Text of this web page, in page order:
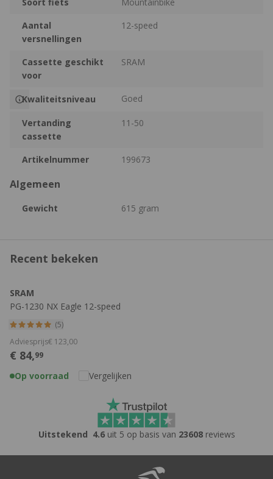
Aantal
versnellingen
12-speed
Cassette geschikt
voor
SRAM
Kwaliteitsniveau Goed
Vertanding
cassette
11-50
Artikelnummer 199673
Algemeen
Gewicht 615 gram
Recent bekeken
SRAM
PG-1230 NX Eagle 12-speed
Cassette
(5)
€ 84,99
Adviesprijs€ 123,00
Op voorraad Vergelijken
Uitstekend 4.6uit 5 op basis van 23608reviews